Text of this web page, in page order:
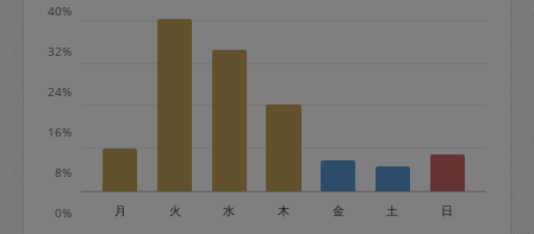
土曜日8時〜実施時間＝依頼金額の100%
＋交通費全額
依頼者不在による当日キャンセル＝依頼
0%
8%
16%
24%
32%
40%
月 火 水 木 金 土 日